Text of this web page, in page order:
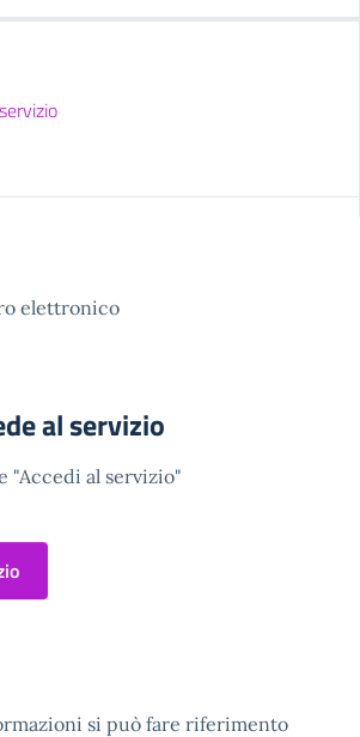
elettronico
al servizio
"Accedi al servizio"
si può fare riferimento